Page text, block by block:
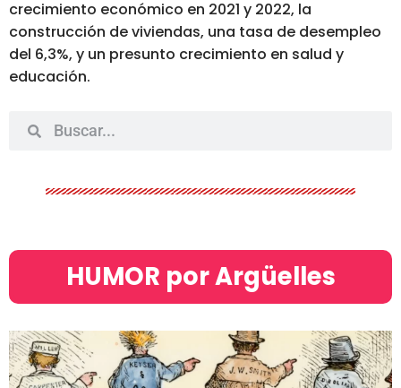
crecimiento económico en 2021 y 2022, la
construcción de viviendas, una tasa de desempleo
del 6,3%, y un presunto crecimiento en salud y
educación.
HUMOR por Argüelles​